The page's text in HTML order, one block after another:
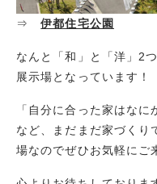
⇒伊都住宅公園
なんと「和」と「洋」2
展示場となっています！
「自分に合った家はなに
など、まだまだ家づくり
場なのでぜひお気軽にご